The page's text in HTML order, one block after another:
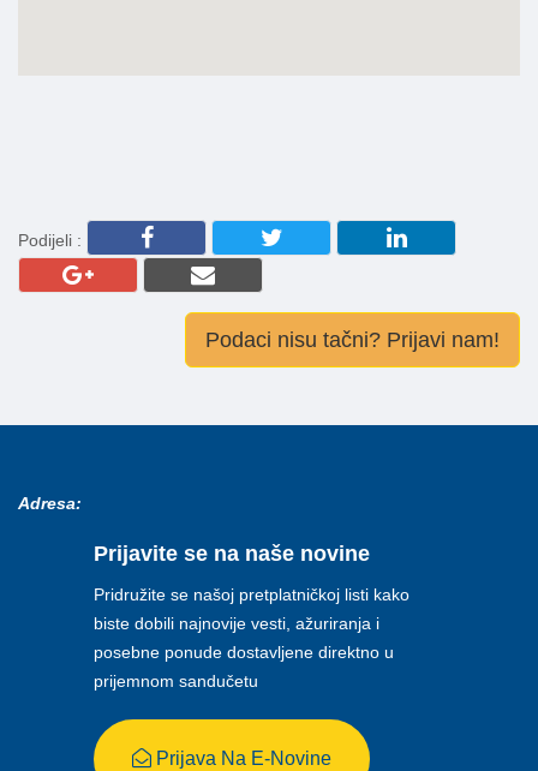
Podijeli :
Podaci nisu tačni? Prijavi nam!
Adresa:
Prijavite se na naše novine
Pridružite se našoj pretplatničkoj listi kako
biste dobili najnovije vesti, ažuriranja i
posebne ponude dostavljene direktno u
prijemnom sandučetu
Prijava Na E-Novine